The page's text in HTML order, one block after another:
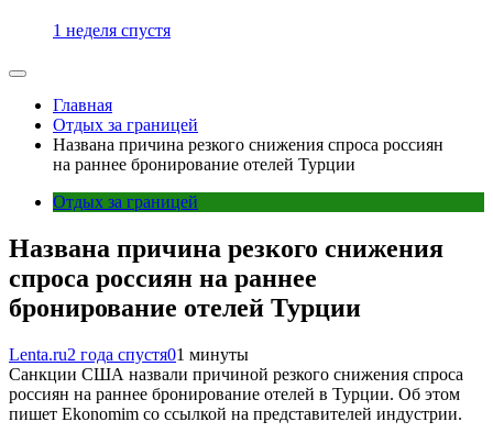
1 неделя спустя
Главная
Отдых за границей
Названа причина резкого снижения спроса россиян
на раннее бронирование отелей Турции
Отдых за границей
Названа причина резкого снижения
спроса россиян на раннее
бронирование отелей Турции
Lenta.ru2 года спустя01 минуты
Санкции США назвали причиной резкого снижения спроса
россиян на раннее бронирование отелей в Турции. Об этом
пишет Ekonomim со ссылкой на представителей индустрии.